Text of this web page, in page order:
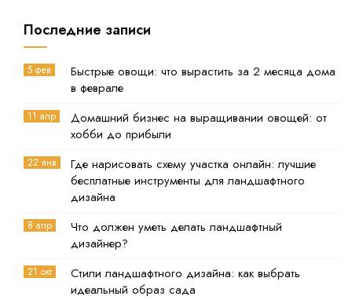
Последние записи
5 фев
Быстрые овощи: что вырастить за 2 месяца дома
в феврале
11 апр
Домашний бизнес на выращивании овощей: от
хобби до прибыли
22 янв
Где нарисовать схему участка онлайн: лучшие
бесплатные инструменты для ландшафтного
дизайна
8 апр
Что должен уметь делать ландшафтный
дизайнер?
21 окт
Стили ландшафтного дизайна: как выбрать
идеальный образ сада